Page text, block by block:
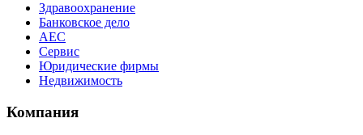
Здравоохранение
Банковское дело
AEC
Сервис
Юридические фирмы
Недвижимость
Компания